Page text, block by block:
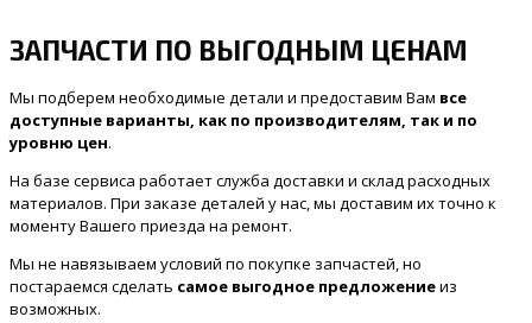
ЗАПЧАСТИ ПО ВЫГОДНЫМ ЦЕНАМ
Мы подберем необходимые детали и предоставим Вам все
доступные варианты, как по производителям, так и по
уровню цен.
На базе сервиса работает служба доставки и склад расходных
материалов. При заказе деталей у нас, мы доставим их точно к
моменту Вашего приезда на ремонт.
Мы не навязываем условий по покупке запчастей, но
постараемся сделать самое выгодное предложениеиз
возможных.